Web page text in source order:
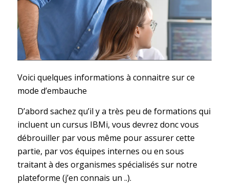
Voici quelques informations à connaitre sur ce
mode d’embauche
D’abord sachez qu’il y a très peu de formations qui
incluent un cursus IBMi, vous devrez donc vous
débrouiller par vous même pour assurer cette
partie, par vos équipes internes ou en sous
traitant à des organismes spécialisés sur notre
plateforme (j’en connais un ..).